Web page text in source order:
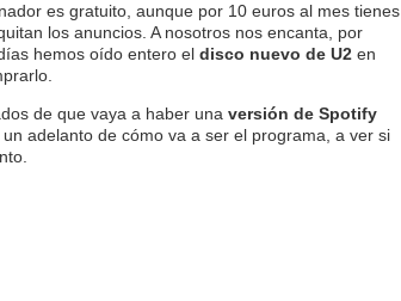
es gratuito, aunque por 10 euros al mes tienes
los anuncios. A nosotros nos encanta, por
hemos oído entero el disco nuevo de U2 en
de que vaya a haber una versión de Spotify
un adelanto de cómo va a ser el programa, a ver si